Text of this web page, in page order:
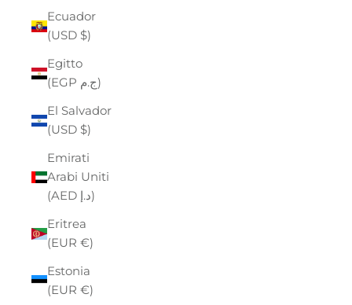
Ecuador
(USD $)
Egitto
(EGP ج.م)
El Salvador
(USD $)
Emirati
Arabi Uniti
(AED د.إ)
Eritrea
(EUR €)
Estonia
(EUR €)